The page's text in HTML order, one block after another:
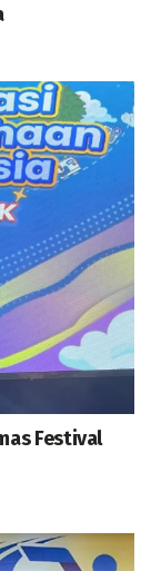
Festival